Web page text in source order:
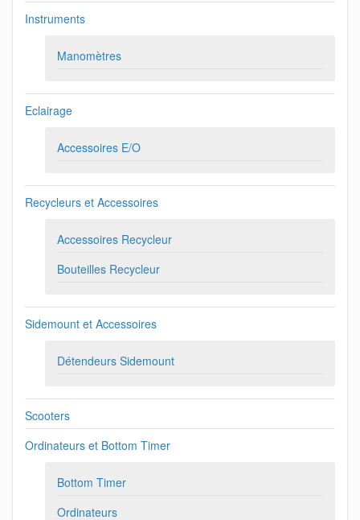
Instruments
Manomètres
Eclairage
Accessoires E/O
Recycleurs et Accessoires
Accessoires Recycleur
Bouteilles Recycleur
Sidemount et Accessoires
Détendeurs Sidemount
Scooters
Ordinateurs et Bottom Timer
Bottom Timer
Ordinateurs